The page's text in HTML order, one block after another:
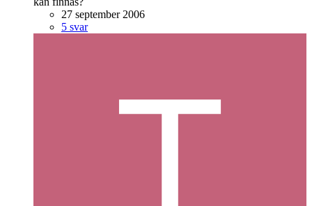
27 september 2006
5 svar